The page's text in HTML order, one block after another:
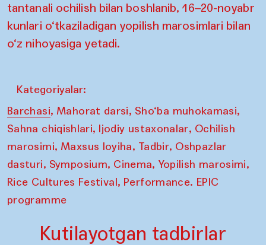
tantanali ochilish bilan boshlanib, 16–20-noyabr
kunlari o‘tkaziladigan yopilish marosimlari bilan
o‘z nihoyasiga yetadi.
Kategoriyalar:
Barchasi, Mahorat darsi, Sho‘ba muhokamasi,
Sahna chiqishlari, Ijodiy ustaxonalar, Ochilish
marosimi, Maxsus loyiha, Tadbir, Oshpazlar
dasturi, Symposium, Cinema, Yopilish marosimi,
Rice Cultures Festival, Performance. EPIC
programme
Kutilayotgan tadbirlar